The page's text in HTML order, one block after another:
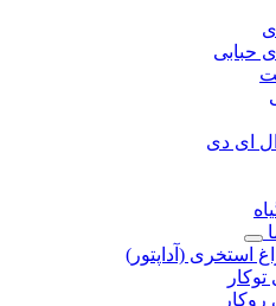
حبابی
ای دی
استخری (آداپتور)